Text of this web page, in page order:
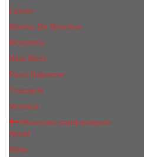
Lanvin
Marina De Bourbon
Moschino
Nina Ricci
Paco Rabanne
Trussardi
Versace
Женская парфюмерия
Ajmal
Alaia